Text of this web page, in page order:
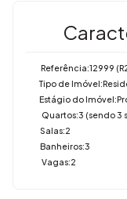
Referência:12999
Tipo de Imóvel:
Estágio do Imóvel:
Quartos:3 (sendo 3
Salas:2
Banheiros:3
Vagas:2